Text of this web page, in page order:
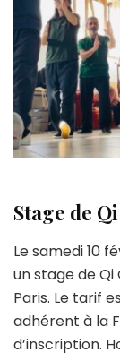
Stage de
Le samedi 10
un stage de
Paris. Le tarif
adhérent à la
d’inscription.